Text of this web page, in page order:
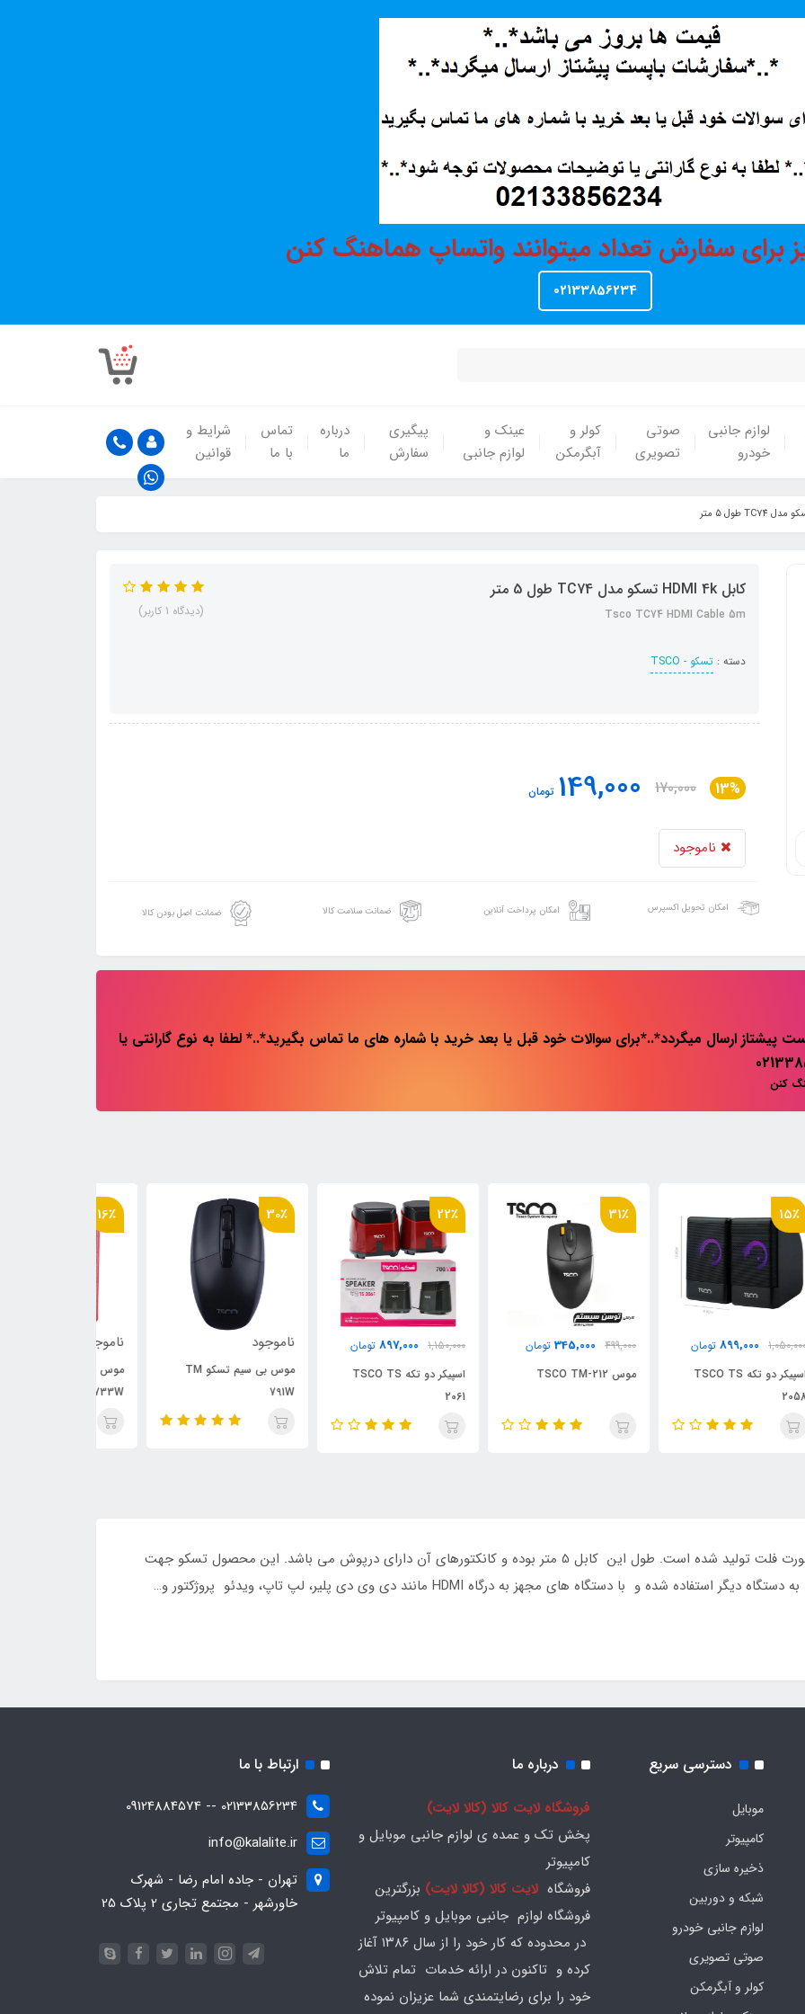
برای سفارش تعداد میتوانند واتساپ هماهنگ کنن
02133856234
لوازم جانبی
خودرو
صوتی
تصویری
کولر و
آبگرمکن
عینک و
لوازم جانبی
پیگیری
سفارش
درباره
ما
تماس
با ما
شرایط و
قوانین
کابل HDMI 4k تسکو مدل TC74 طول 5 متر
Tsco TC74 HDMI Cable 5m
دسته : تسکو - TSCO
(دیدگاه 1 کاربر)
13%
170,000
149,000 تومان
ناموجود
امکان تحویل اکسپرس امکان پرداخت آنلاین ضمانت سلامت کالا ضمانت اصل بودن کالا
ارسال میگردد*..*برای سوالات خود قبل یا بعد خرید با شماره های ما تماس بگیرید*..* لطفا به نوع گارانتی یا
کنن
31٪
499,000
345,000
موس TSCO TM-212
22٪
1,150,000
897,000
30٪
ناموجود
16٪
کابل HDMI تسکو مدل TC74 از جنس PVC و به صورت فلت تولید شده است. طول این کابل 5 متر بوده و کانکتورهای آن دارای درپوش می باشد. این محصول تسکو جهت
انتقال تصویر و صدا به صورت همزمان از دستگاهی به دستگاه دیگر استفاده شده و با دستگاه های مجهز به درگاه HDMI مانند دی وی دی پلیر، لپ تاپ، ویدئو پروژکتور و…
دسترسی سریع
موبایل
کامپیوتر
ذخیره سازی
شبکه و دوربین
لوازم جانبی خودرو
صوتی تصویری
کولر و آبگرمکن
درباره ما
فروشگاه لایت کالا (کالا لایت)
پخش تک و عمده ی لوازم جانبی موبایل و
کامپیوتر
فروشگاه لایت کالا (کالا لایت) بزرگترین
فروشگاه لوازم جانبی موبایل و کامپیوتر
در محدوده که کار خود را از سال ۱۳۸۶ آغاز
کرده و تاکنون در ارائه خدمات تمام تلاش
خود را برای رضایتمندی شما عزیزان نموده
ارتباط با ما
02133856234 -- 09124884574
info@kalalite.ir
تهران - جاده امام رضا - شهرک
خاورشهر - مجتمع تجاری 2 پلاک 25